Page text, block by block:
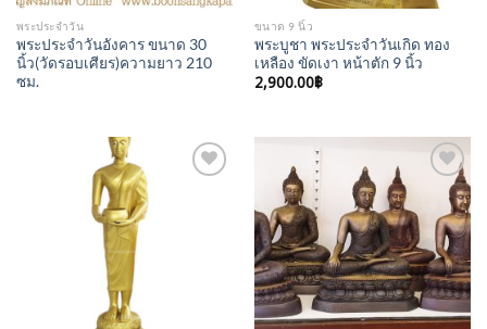
พระประจำวัน
พระประจำวันอังคาร ขนาด 30
นิ้ว(วัดรอบเศียร)ความยาว 210
ซม.
ขนาด 9 นิ้ว
พระบูชา พระประจำวันเกิด ทอง
เหลือง ขัดเงา หน้าตัก 9 นิ้ว
2,900.00฿
Add to
Wishlist